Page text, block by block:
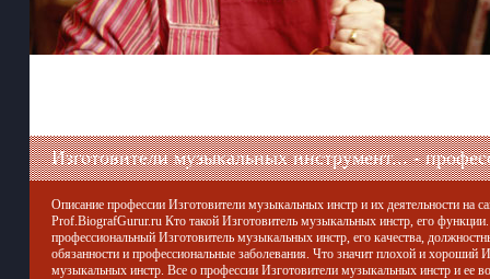
Изготовители музыкальных инструмент... -
Описание профессии Изготовители музыкальных инстр и их деятельности на
Prof.BiografGurur.ru Кто такой Изготовитель музыкальных инстр, его функции.
профессиональный Изготовитель музыкальных инстр, его качества,
обязанности и профессиональные заболевания. Что значит плохой и хороший
музыкальных инстр. Все о профессии Изготовители музыкальных инстр и ее